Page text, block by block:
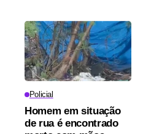
Policial
Homem em situação
de rua é encontrado